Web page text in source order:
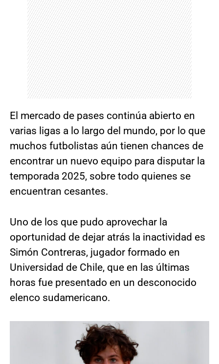
El mercado de pases continúa abierto en
varias ligas a lo largo del mundo, por lo que
muchos futbolistas aún tienen chances de
encontrar un nuevo equipo para disputar la
temporada 2025, sobre todo quienes se
encuentran cesantes.
Uno de los que pudo aprovechar la
oportunidad de dejar atrás la inactividad es
Simón Contreras, jugador formado en
Universidad de Chile, que en las últimas
horas fue presentado en un desconocido
elenco sudamericano.